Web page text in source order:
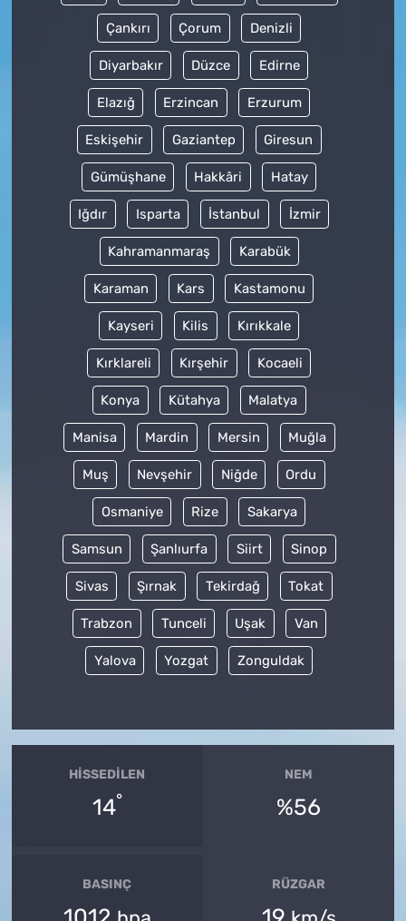
Çankırı Çorum Denizli
Diyarbakır Düzce Edirne
Elazığ Erzincan Erzurum
Eskişehir Gaziantep Giresun
Gümüşhane Hakkâri Hatay
Iğdır Isparta İstanbul İzmir
Kahramanmaraş Karabük
Karaman Kars Kastamonu
Kayseri Kilis Kırıkkale
Kırklareli Kırşehir Kocaeli
Konya Kütahya Malatya
Manisa Mardin Mersin Muğla
Muş Nevşehir Niğde Ordu
Osmaniye Rize Sakarya
Samsun Şanlıurfa Siirt Sinop
Sivas Şırnak Tekirdağ Tokat
Trabzon Tunceli Uşak Van
Yalova Yozgat Zonguldak
HISSEDILEN
14°
NEM
%56
BASINÇ RÜZGAR